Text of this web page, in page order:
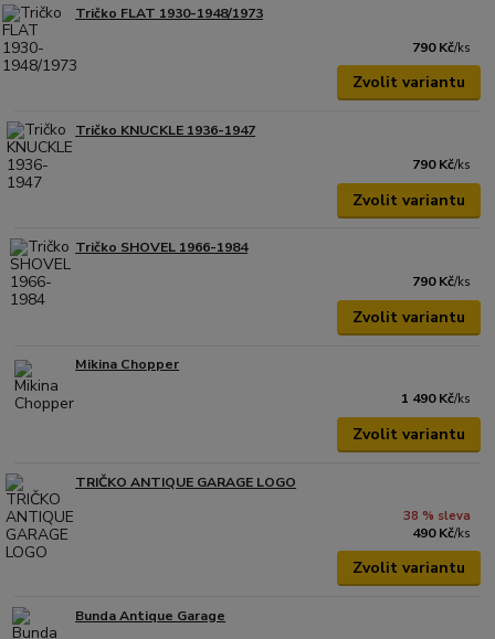
Tričko FLAT 1930-1948/1973
790 Kč/ks
Zvolit variantu
Tričko KNUCKLE 1936-1947
790 Kč/ks
Zvolit variantu
Tričko SHOVEL 1966-1984
790 Kč/ks
Zvolit variantu
Mikina Chopper
1 490 Kč/ks
Zvolit variantu
TRIČKO ANTIQUE GARAGE LOGO
38 % sleva
490 Kč/ks
Zvolit variantu
Bunda Antique Garage